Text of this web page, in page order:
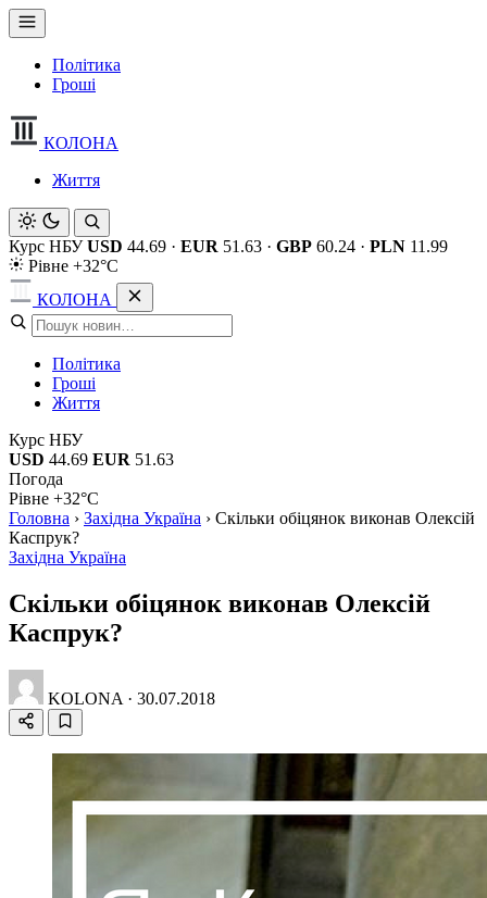
Політика
Гроші
КОЛОНА
Життя
Курс НБУ USD 44.69 · EUR 51.63 · GBP 60.24 · PLN 11.99
Рівне +32°C
КОЛОНА
Політика
Гроші
Життя
Курс НБУ
USD 44.69 EUR 51.63
Погода
Рівне +32°C
Головна › Західна Україна › Скільки обіцянок виконав Олексій
Каспрук?
Західна Україна
Скільки обіцянок виконав Олексій
Каспрук?
KOLONA · 30.07.2018